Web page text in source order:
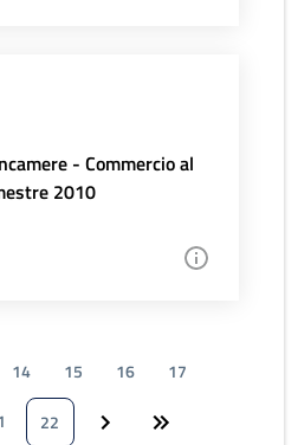
- Commercio al
2010
14 15 16
17
22